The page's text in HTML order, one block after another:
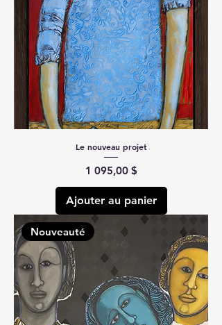
Le nouveau projet
Prix
1 095,00 $
Ajouter au panier
Nouveauté